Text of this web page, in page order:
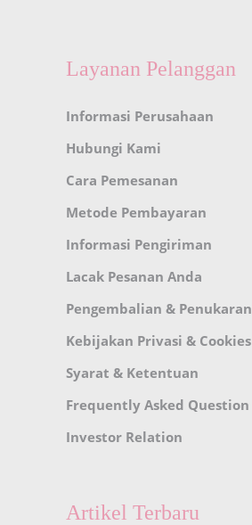
Layanan Pelanggan
Informasi Perusahaan
Hubungi Kami
Cara Pemesanan
Metode Pembayaran
Informasi Pengiriman
Lacak Pesanan Anda
Pengembalian & Penukaran
Kebijakan Privasi & Cookies
Syarat & Ketentuan
Frequently Asked Question
Investor Relation
Artikel Terbaru